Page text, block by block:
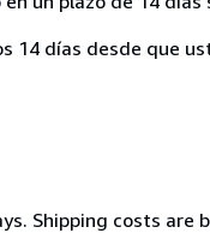
14 días desde que
Shipping costs are